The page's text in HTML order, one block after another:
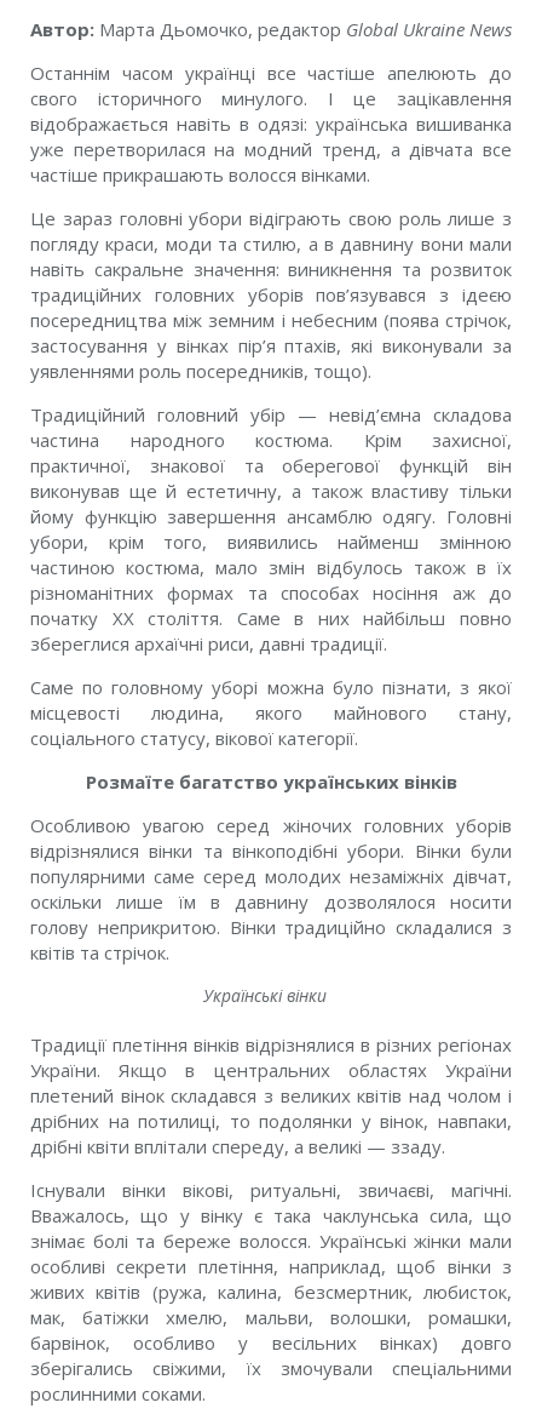
Автор: Марта Дьомочко, редактор Global Ukraine News
Останнім часом українці все частіше апелюють до
свого історичного минулого. І це зацікавлення
відображається навіть в одязі: українська вишиванка
уже перетворилася на модний тренд, а дівчата все
частіше прикрашають волосся вінками.
Це зараз головні убори відіграють свою роль лише з
погляду краси, моди та стилю, а в давнину вони мали
навіть сакральне значення: виникнення та розвиток
традиційних головних уборів пов’язувався з ідеєю
посередництва між земним і небесним (поява стрічок,
застосування у вінках пір’я птахів, які виконували за
уявленнями роль посередників, тощо).
Традиційний головний убір — невід’ємна складова
частина народного костюма. Крім захисної,
практичної, знакової та оберегової функцій він
виконував ще й естетичну, а також властиву тільки
йому функцію завершення ансамблю одягу. Головні
убори, крім того, виявились найменш змінною
частиною костюма, мало змін відбулось також в їх
різноманітних формах та способах носіння аж до
початку XX століття. Саме в них найбільш повно
збереглися архаїчні риси, давні традиції.
Саме по головному уборі можна було пізнати, з якої
місцевості людина, якого майнового стану,
соціального статусу, вікової категорії.
Розмаїте багатство українських вінків
Особливою увагою серед жіночих головних уборів
відрізнялися вінки та вінкоподібні убори. Вінки були
популярними саме серед молодих незаміжніх дівчат,
оскільки лише їм в давнину дозволялося носити
голову неприкритою. Вінки традиційно складалися з
квітів та стрічок.
Українські вінки
Традиції плетіння вінків відрізнялися в різних регіонах
України. Якщо в центральних областях України
плетений вінок складався з великих квітів над чолом і
дрібних на потилиці, то подолянки у вінок, навпаки,
дрібні квіти вплітали спереду, а великі — ззаду.
Існували вінки вікові, ритуальні, звичаєві, магічні.
Вважалось, що у вінку є така чаклунська сила, що
знімає болі та береже волосся. Українські жінки мали
особливі секрети плетіння, наприклад, щоб вінки з
живих квітів (ружа, калина, безсмертник, любисток,
мак, батіжки хмелю, мальви, волошки, ромашки,
барвінок, особливо у весільних вінках) довго
зберігались свіжими, їх змочували спеціальними
рослинними соками.